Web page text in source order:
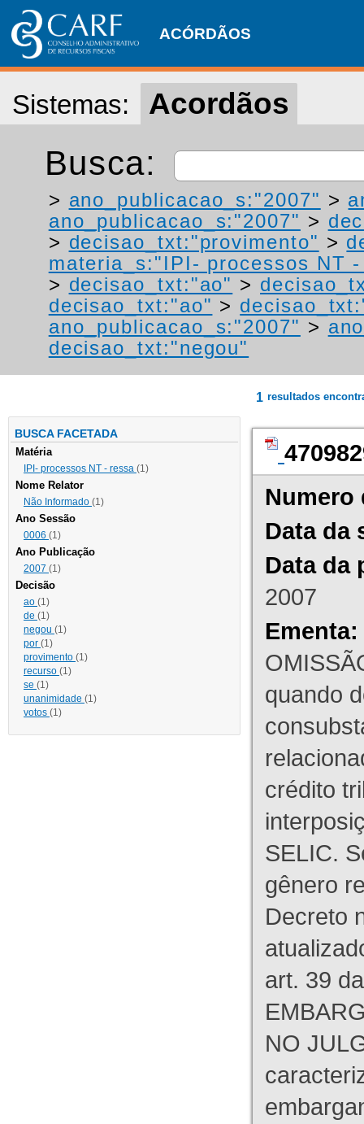
ACÓRDÃOS
Sistemas: Acordãos
Busca:
> ano_publicacao_s:"2007" >
ano_publicacao_s:"2007" >
> decisao_txt:"provimento" >
materia_s:"IPI- processos NT
> decisao_txt:"ao" >
decisao_txt:"ao" >
ano_publicacao_s:"2007" >
decisao_txt:"negou"
BUSCA FACETADA
Matéria
IPI- processos NT - ressa (1)
Nome Relator
Não Informado (1)
Ano Sessão
0006 (1)
Ano Publicação
2007 (1)
Decisão
ao (1)
de (1)
negou (1)
por (1)
provimento (1)
recurso (1)
se (1)
unanimidade (1)
votos (1)
1 resultados
Numero
Data da
Data da
2007
Ementa:
quando
crédito
SELIC.
gênero
Decreto
art. 39
NO